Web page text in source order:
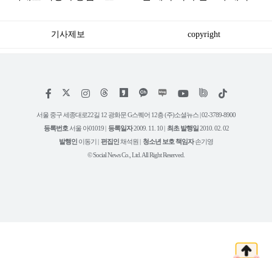
기사제보 copyright
페
스
인
타
램
위
트
유
튜
틱
서울 중구 세종대로22길 12 광화문 G스퀘어 12층 (주)소셜뉴스 | 02-3789-8900
등록번호 서울 아01019 | 등록일자2009. 11. 10 | 최초 발행일 2010. 02. 02
발행인 이동기 | 편집인 채석원 | 청소년 보호 책임자손기영
© Social News Co., Ltd. All Right Reserved.